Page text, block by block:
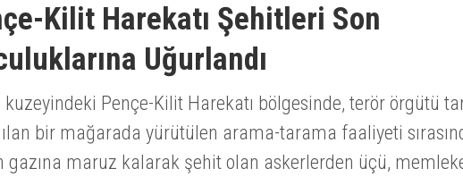
Kilit Harekatı Şehitleri Son
Uğurlandı
kuzeyindeki Pençe-Kilit Harekatı bölgesinde, terör örgütü
bir mağarada yürütülen arama-tarama faaliyeti
gazına maruz kalarak şehit olan askerlerden üçü,